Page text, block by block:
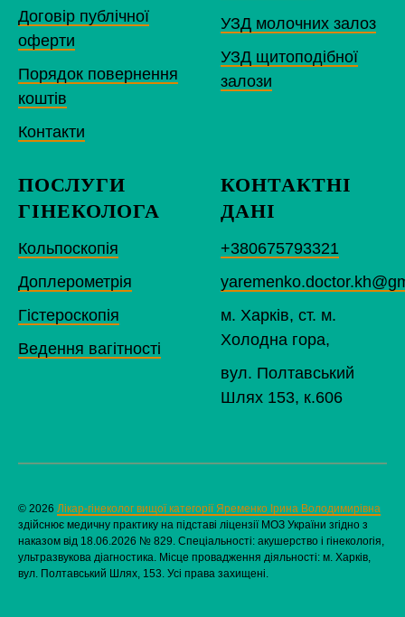
Договір публічної
оферти
Порядок повернення
коштів
Контакти
УЗД молочних залоз
УЗД щитоподібної
залози
ПОСЛУГИ
ГІНЕКОЛОГА
Кольпоскопія
Доплерометрія
Гістероскопія
Ведення вагітності
КОНТАКТНІ
ДАНІ
+380675793321
м. Харків, ст. м.
Холодна гора,
вул. Полтавський
Шлях 153, к.606
© 2026 Лікар-гінеколог вищої категорії Яременко Ірина Володимирівна
здійснює медичну практику на підставі ліцензії МОЗ України згідно з
наказом від 18.06.2026 № 829. Спеціальності: акушерство і гінекологія,
ультразвукова діагностика. Місце провадження діяльності: м. Харків,
вул. Полтавський Шлях, 153. Усі права захищені.